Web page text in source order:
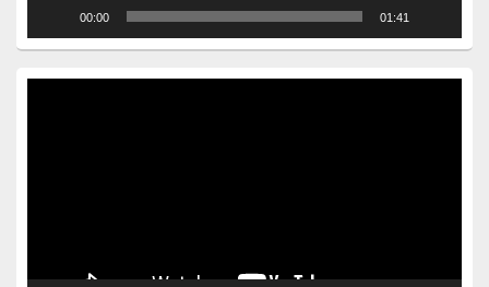
00:00 01:41